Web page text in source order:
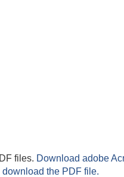
files. Download adobe
the PDF file.